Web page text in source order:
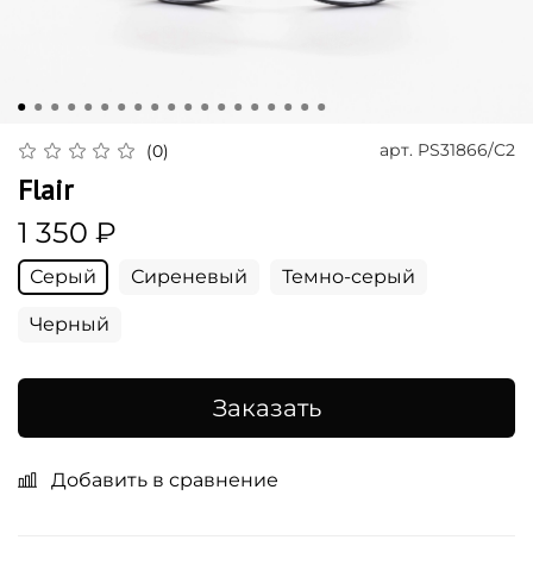
(0) арт. PS31866/C2
Flair
1 350 ₽
Серый Сиреневый Темно-серый
Черный
Заказать
Добавить в сравнение